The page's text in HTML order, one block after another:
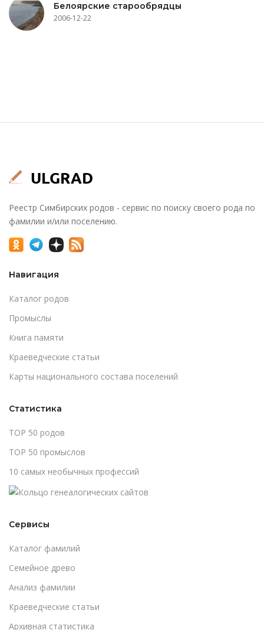
Белоярские старообрядцы
2006-12-22
Реестр Симбирских родов - сервис по поиску своего рода по
фамилии и/или поселению.
Навигация
Каталог родов
Промыслы
Книга памяти
Краеведческие статьи
Карты национального состава поселений
Статистика
TOP 50 родов
TOP 50 промыслов
10 самых необычных профессий
Сервисы
Каталог фамилий
Cемейное древо
Анализ фамилии
Краеведческие статьи
Архивная статистика